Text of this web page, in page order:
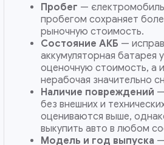
Пробег —
пробегом сохраняет
рыночную стоимость.
Состояние АКБ —
аккумуляторная батарея
оценочную стоимость, а
нерабочая значительно
Наличие повреждений
без внешних и
оцениваются выше,
выкупить авто в любом
Модель и год выпуска